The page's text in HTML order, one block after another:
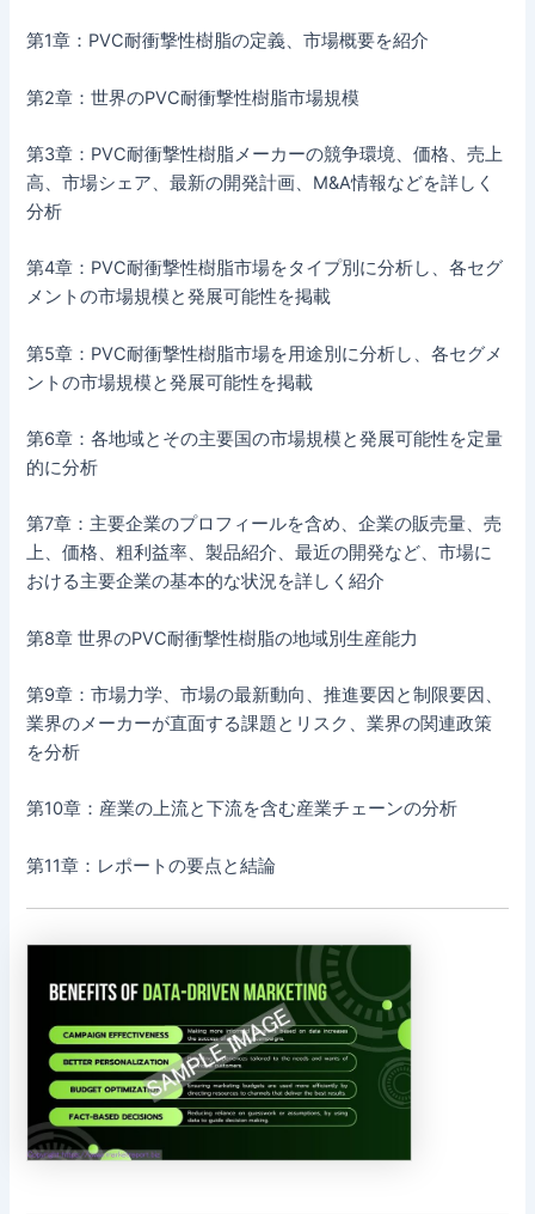
第1章：PVC耐衝撃性樹脂の定義、市場概要を紹介
第2章：世界のPVC耐衝撃性樹脂市場規模
第3章：PVC耐衝撃性樹脂メーカーの競争環境、価格、売上
高、市場シェア、最新の開発計画、M&A情報などを詳しく
分析
第4章：PVC耐衝撃性樹脂市場をタイプ別に分析し、各セグ
メントの市場規模と発展可能性を掲載
第5章：PVC耐衝撃性樹脂市場を用途別に分析し、各セグメ
ントの市場規模と発展可能性を掲載
第6章：各地域とその主要国の市場規模と発展可能性を定量
的に分析
第7章：主要企業のプロフィールを含め、企業の販売量、売
上、価格、粗利益率、製品紹介、最近の開発など、市場に
おける主要企業の基本的な状況を詳しく紹介
第8章 世界のPVC耐衝撃性樹脂の地域別生産能力
第9章：市場力学、市場の最新動向、推進要因と制限要因、
業界のメーカーが直面する課題とリスク、業界の関連政策
を分析
第10章：産業の上流と下流を含む産業チェーンの分析
第11章：レポートの要点と結論